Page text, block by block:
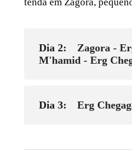
tenda em Zagora,
Dia 2:
Zagora -
M'hamid - Erg
Dia 3: Erg